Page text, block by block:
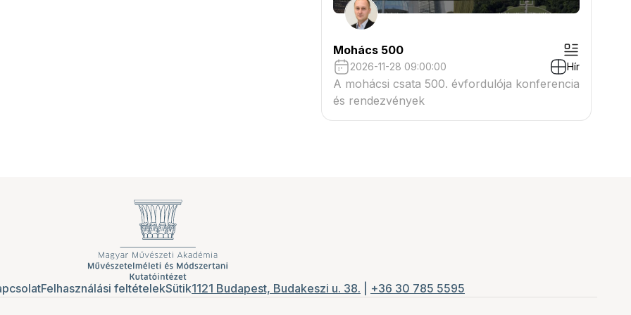
Mohács 500
2026-11-28 09:00:00 Hír
A mohácsi csata 500. évfordulója konferencia
és rendezvények
Felhasználási feltételekSütik1121 Budapest, Budakeszi u. 38. +36 30 785 5595